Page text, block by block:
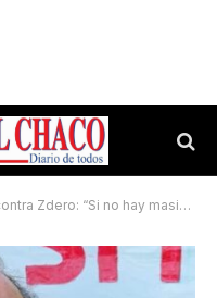
el Gobierno va a seguir dilatando el fallo judicial”